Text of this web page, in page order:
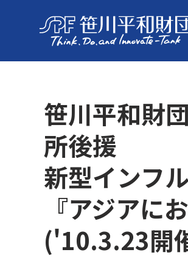
笹川平和財
所後援
新型インフ
『アジアに
('10.3.23開